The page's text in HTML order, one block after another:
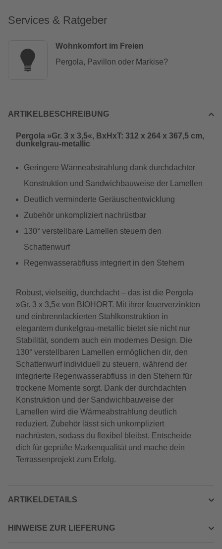
Services & Ratgeber
Wohnkomfort im Freien
Pergola, Pavillon oder Markise?
ARTIKELBESCHREIBUNG
Pergola »Gr. 3 x 3,5«, BxHxT: 312 x 264 x 367,5 cm,
dunkelgrau-metallic
Geringere Wärmeabstrahlung dank durchdachter
Konstruktion und Sandwichbauweise der Lamellen
Deutlich verminderte Geräuschentwicklung
Zubehör unkompliziert nachrüstbar
130° verstellbare Lamellen steuern den
Schattenwurf
Regenwasserabfluss integriert in den Stehern
Robust, vielseitig, durchdacht – das ist die Pergola
»Gr. 3 x 3,5« von BIOHORT. Mit ihrer feuerverzinkten
und einbrennlackierten Stahlkonstruktion in
elegantem dunkelgrau-metallic bietet sie nicht nur
Stabilität, sondern auch ein modernes Design. Die
130° verstellbaren Lamellen ermöglichen dir, den
Schattenwurf individuell zu steuern, während der
integrierte Regenwasserabfluss in den Stehern für
trockene Momente sorgt. Dank der durchdachten
Konstruktion und der Sandwichbauweise der
Lamellen wird die Wärmeabstrahlung deutlich
reduziert. Zubehör lässt sich unkompliziert
nachrüsten, sodass du flexibel bleibst. Entscheide
dich für geprüfte Markenqualität und mache dein
Terrassenprojekt zum Erfolg.
ARTIKELDETAILS
HINWEISE ZUR LIEFERUNG